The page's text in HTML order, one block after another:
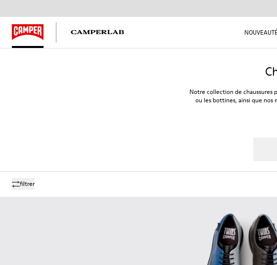
Notre collection de chaussures
ou les bottines, ainsi que nos
filtrer